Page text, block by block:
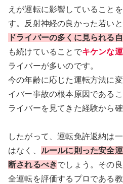
えが運転に影響していること
す。反射神経の良かった若い
ドライバーの多くに見られる
も続けていることでキケンな
ライバーが多いのです。
今の年齢に応じた運転方法に
イバー事故の根本原因である
ライバーを見てきた経験から確
したがって、運転免許返納は
はなく、 ルールに則った安全
断されるべきでしょう。その
全運転を評価するプロである